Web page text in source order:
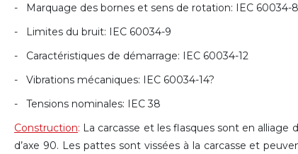
- Marquage des bornes et sens de rotation: IEC 60034-8
- Limites du bruit: IEC 60034-9
- Caractéristiques de démarrage: IEC 60034-12
- Vibrations mécaniques: IEC 60034-14?
- Tensions nominales: IEC 38
Construction: La carcasse et les flasques sont en
d’axe 90. Les pattes sont vissées à la carcasse et